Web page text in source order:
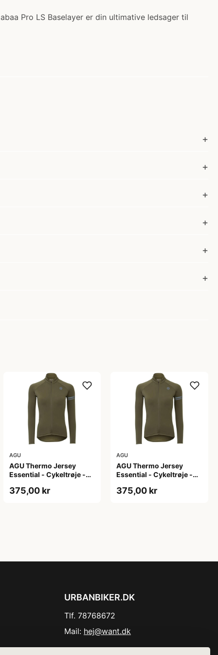
Pro LS Baselayer er din ultimative ledsager til
AGU
AGU Thermo Jersey
Essential - Cykeltrøje -
XL
375,00 kr
AGU
AGU Thermo Jersey
Essential - Cykeltrøje -
XXL
375,00 kr
URBANBIKER.DK
Tlf. 78768672
Mail: hej@want.dk